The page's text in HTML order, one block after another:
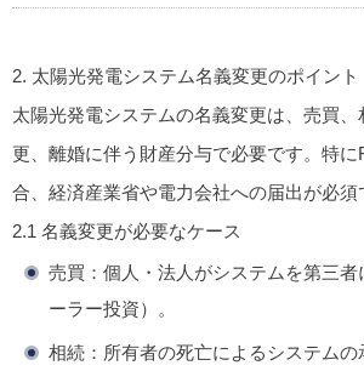
2. 太陽光発電システム名義変更のポイント
太陽光発電システムの名義変更は、売買
更、離婚に伴う財産分与で必要です。特
合、経済産業省や電力会社への届出が必須
2.1 名義変更が必要なケース
売買 ：個人・法人がシステムを第三
ーラー投資）。
相続 ：所有者の死亡によるシステムの